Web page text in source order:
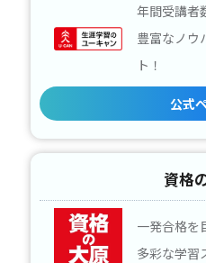
年間受講者
豊富なノウ
ト！
公式
資格
一発合格を
多彩な学習